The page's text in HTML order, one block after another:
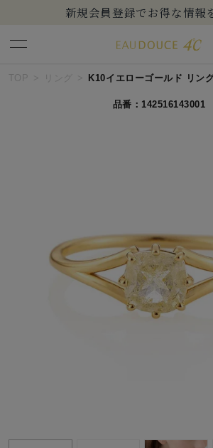
新規会員登録でお得な情報
キー
ブランド
誕生石
TOP リング K10イエローゴールド リン
品番：142516143001